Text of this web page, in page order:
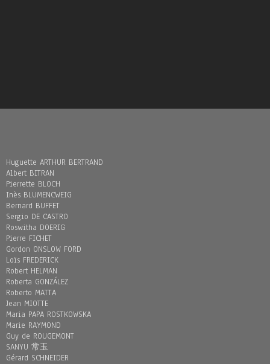
Huguette ARTHUR BERTRAND
Albert BITRAN
Pierrette BLOCH
Inès BLUMENCWEIG
Bernard BUFFET
Sergio DE CASTRO
Roswitha DOERIG
Pierre FICHET
Gordon ONSLOW FORD
Loïs FREDERICK
Robert HELMAN
Roberta GONZÁLEZ
Roberto MATTA
Jean MIOTTE
Maria PAPA ROSTKOWSKA
Marie RAYMOND
Guy de ROUGEMONT
SANYU 常玉
Gérard SCHNEIDER